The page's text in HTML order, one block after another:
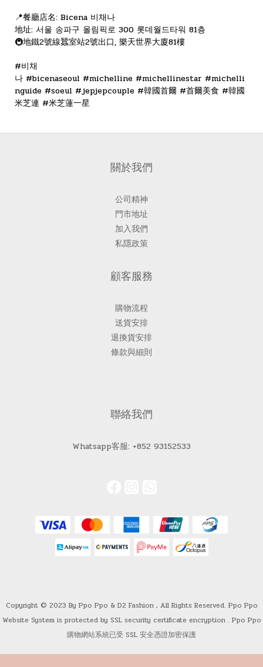
📍餐廳店名: Bicena 비채나
地址: 서울 송파구 올림픽로 300 롯데월드타워 81층
🚇地鐵2號線蠶室站2號出口, 樂天世界大廈81樓
#비채
나 #bicenaseoul #michelline #michellinestar #michelli
nguide #soeul #jepjepcouple #韓國首爾 #首爾美食 #韓國
米芝連 #米芝蓮一星
關於我們
公司精神
門市地址
加入我們
私隱政策
顧客服務
購物流程
送貨安排
退換貨安排
條款與細則
聯絡我們
Whatsapp客服: +852 93152533
Copyright © 2023 By Ppo Ppo & D2 Fashion , All Rights Reserved. Ppo Ppo
Website System is protected by SSL security certificate encryption . Ppo Ppo
購物網站系統已受 SSL 安全憑證加密保護